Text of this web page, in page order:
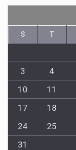
S T
3
4
10
11
17
18
24
25
31